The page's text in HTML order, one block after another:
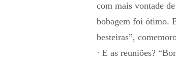
com mais vontade
bobagem foi ótimo.
besteiras”,
· E as reuniões?